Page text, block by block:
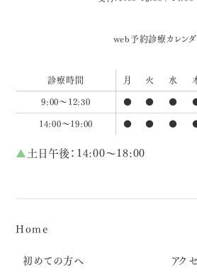
web予約診療カレン
診療時間 月 火 水
9:00～12:30
● ● ●
14:00～19:00
● ● ●
▲土日午後：14:00～18:00
Home
初めての方へ
アク